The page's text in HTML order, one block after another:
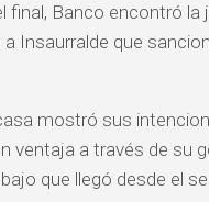
Banco encontró la
Insaurralde que
mostró sus
ventaja a través de su
que llegó desde el